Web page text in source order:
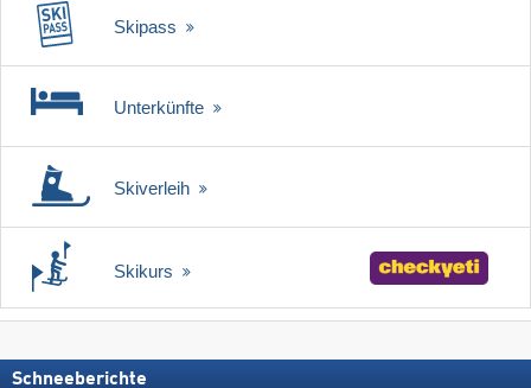
Skipass
Unterkünfte
Skiverleih
Skikurs
Schneeberichte